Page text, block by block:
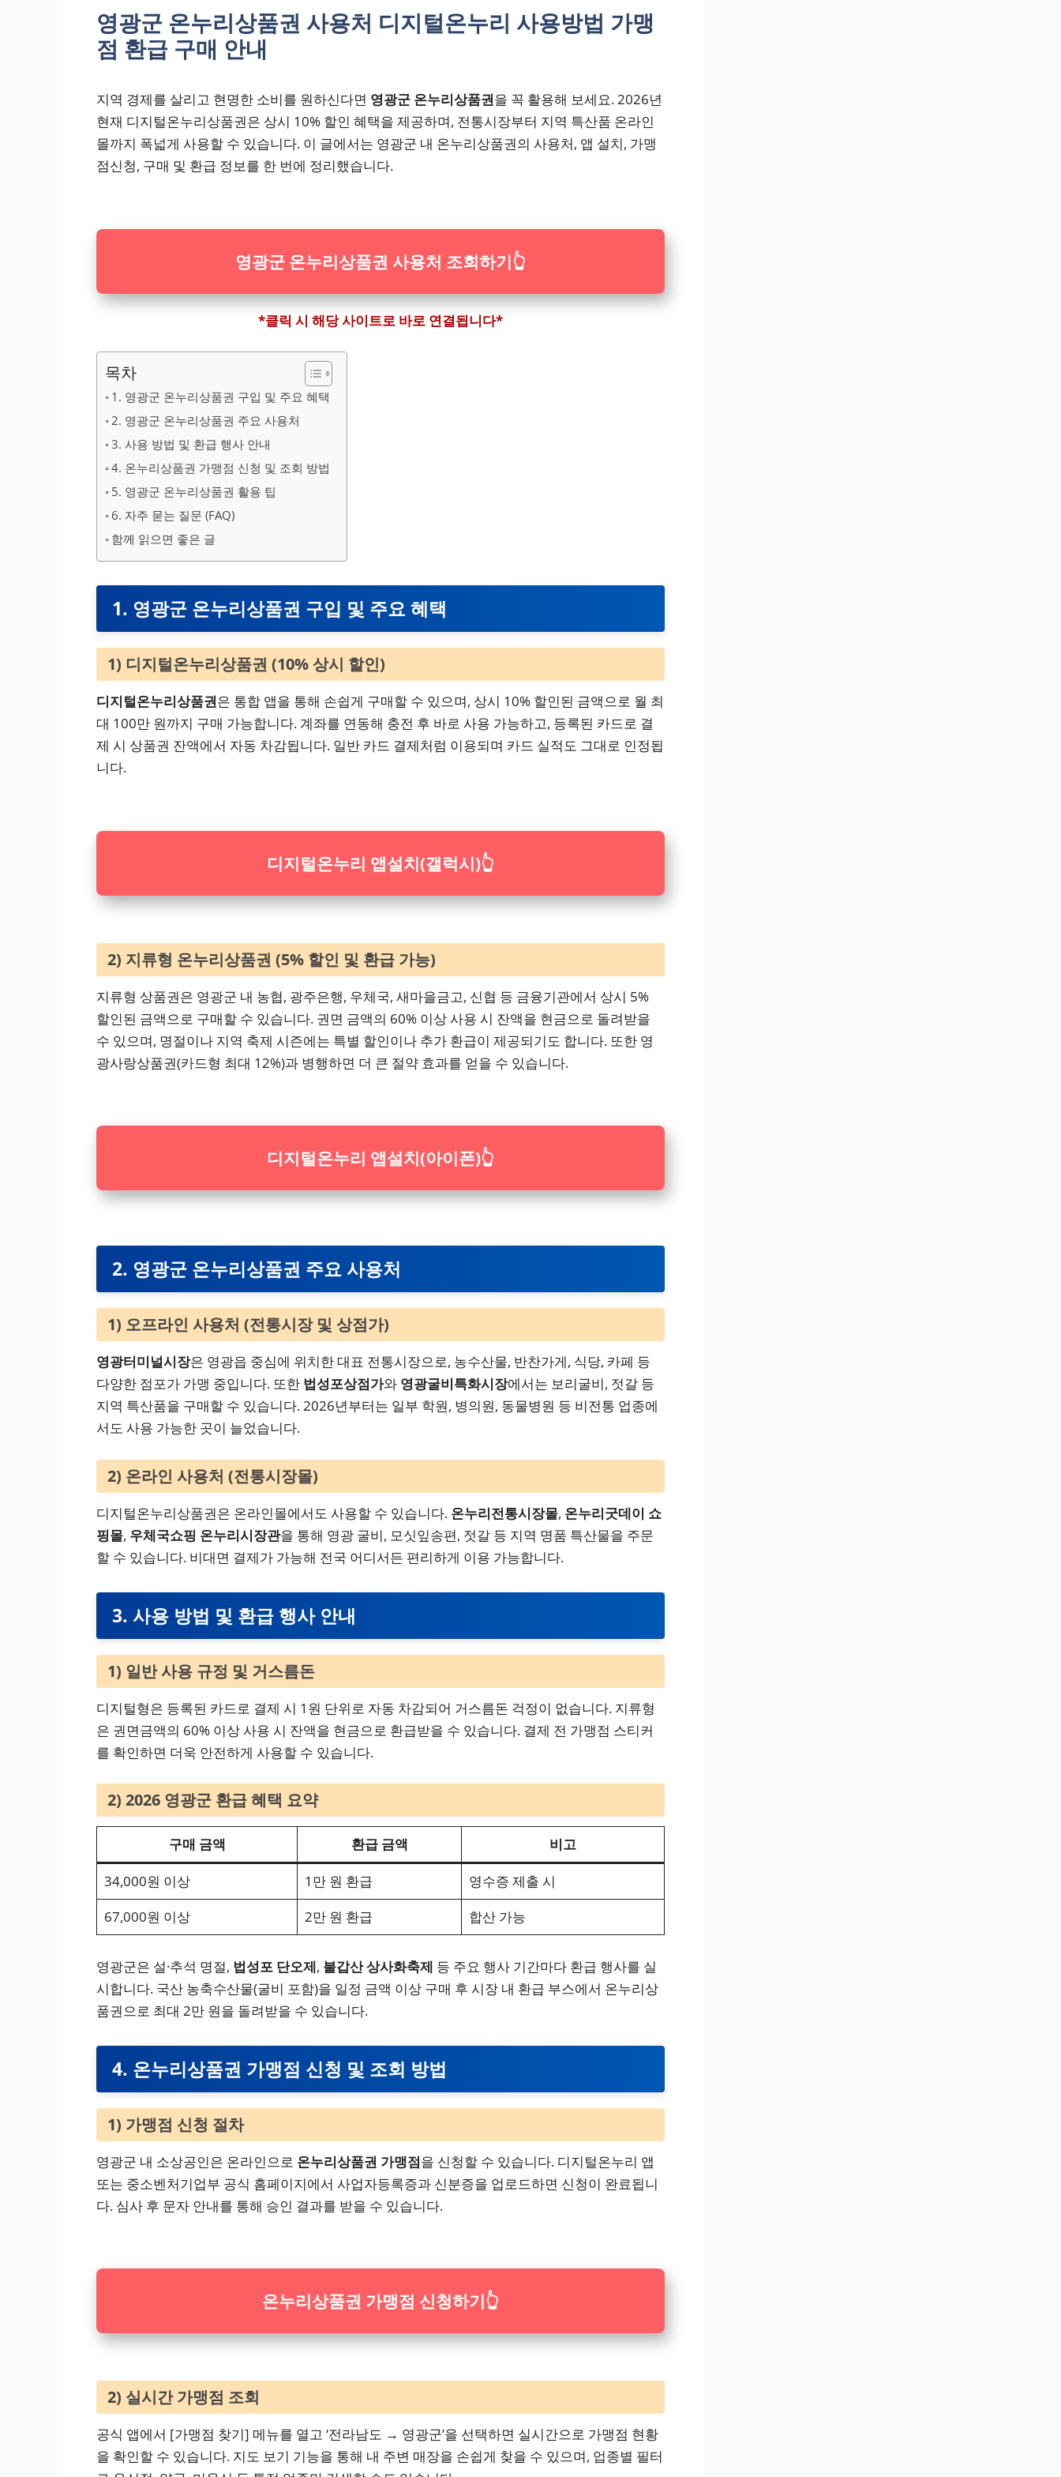
영광군 온누리상품권 사용처 디지털온누리 사용방법 가맹
점 환급 구매 안내
지역 경제를 살리고 현명한 소비를 원하신다면 영광군 온누리상품권을 꼭 활용해 보세요. 2026년
현재 디지털온누리상품권은 상시 10% 할인 혜택을 제공하며, 전통시장부터 지역 특산품 온라인
몰까지 폭넓게 사용할 수 있습니다. 이 글에서는 영광군 내 온누리상품권의 사용처, 앱 설치, 가맹
점신청, 구매 및 환급 정보를 한 번에 정리했습니다.
영광군 온누리상품권 사용처 조회하기👆
*클릭 시 해당 사이트로 바로 연결됩니다*
목차
1. 영광군 온누리상품권 구입 및 주요 혜택
2. 영광군 온누리상품권 주요 사용처
3. 사용 방법 및 환급 행사 안내
4. 온누리상품권 가맹점 신청 및 조회 방법
5. 영광군 온누리상품권 활용 팁
6. 자주 묻는 질문 (FAQ)
함께 읽으면 좋은 글
1. 영광군 온누리상품권 구입 및 주요 혜택
1) 디지털온누리상품권 (10% 상시 할인)
디지털온누리상품권은 통합 앱을 통해 손쉽게 구매할 수 있으며, 상시 10% 할인된 금액으로 월 최
대 100만 원까지 구매 가능합니다. 계좌를 연동해 충전 후 바로 사용 가능하고, 등록된 카드로 결
제 시 상품권 잔액에서 자동 차감됩니다. 일반 카드 결제처럼 이용되며 카드 실적도 그대로 인정됩
니다.
디지털온누리 앱설치(갤럭시)👆
2) 지류형 온누리상품권 (5% 할인 및 환급 가능)
지류형 상품권은 영광군 내 농협, 광주은행, 우체국, 새마을금고, 신협 등 금융기관에서 상시 5%
할인된 금액으로 구매할 수 있습니다. 권면 금액의 60% 이상 사용 시 잔액을 현금으로 돌려받을
수 있으며, 명절이나 지역 축제 시즌에는 특별 할인이나 추가 환급이 제공되기도 합니다. 또한 영
광사랑상품권(카드형 최대 12%)과 병행하면 더 큰 절약 효과를 얻을 수 있습니다.
디지털온누리 앱설치(아이폰)👆
2. 영광군 온누리상품권 주요 사용처
1) 오프라인 사용처 (전통시장 및 상점가)
영광터미널시장은 영광읍 중심에 위치한 대표 전통시장으로, 농수산물, 반찬가게, 식당, 카페 등
다양한 점포가 가맹 중입니다. 또한 법성포상점가와 영광굴비특화시장에서는 보리굴비, 젓갈 등
지역 특산품을 구매할 수 있습니다. 2026년부터는 일부 학원, 병의원, 동물병원 등 비전통 업종에
서도 사용 가능한 곳이 늘었습니다.
2) 온라인 사용처 (전통시장몰)
디지털온누리상품권은 온라인몰에서도 사용할 수 있습니다. 온누리전통시장몰, 온누리굿데이 쇼
핑몰, 우체국쇼핑 온누리시장관을 통해 영광 굴비, 모싯잎송편, 젓갈 등 지역 명품 특산물을 주문
할 수 있습니다. 비대면 결제가 가능해 전국 어디서든 편리하게 이용 가능합니다.
3. 사용 방법 및 환급 행사 안내
1) 일반 사용 규정 및 거스름돈
디지털형은 등록된 카드로 결제 시 1원 단위로 자동 차감되어 거스름돈 걱정이 없습니다. 지류형
은 권면금액의 60% 이상 사용 시 잔액을 현금으로 환급받을 수 있습니다. 결제 전 가맹점 스티커
를 확인하면 더욱 안전하게 사용할 수 있습니다.
2) 2026 영광군 환급 혜택 요약
구매 금액 환급 금액 비고
34,000원 이상 1만 원 환급
영수증 제출 시
67,000원 이상
2만 원 환급 합산 가능
영광군은 설·추석 명절, 법성포 단오제, 불갑산 상사화축제 등 주요 행사 기간마다 환급 행사를 실
시합니다. 국산 농축수산물(굴비 포함)을 일정 금액 이상 구매 후 시장 내 환급 부스에서 온누리상
품권으로 최대 2만 원을 돌려받을 수 있습니다.
4. 온누리상품권 가맹점 신청 및 조회 방법
1) 가맹점 신청 절차
영광군 내 소상공인은 온라인으로 온누리상품권 가맹점을 신청할 수 있습니다. 디지털온누리 앱
또는 중소벤처기업부 공식 홈페이지에서 사업자등록증과 신분증을 업로드하면 신청이 완료됩니
다. 심사 후 문자 안내를 통해 승인 결과를 받을 수 있습니다.
온누리상품권 가맹점 신청하기👆
2) 실시간 가맹점 조회
공식 앱에서 [가맹점 찾기] 메뉴를 열고 ‘전라남도 → 영광군’을 선택하면 실시간으로 가맹점 현황
을 확인할 수 있습니다. 지도 보기 기능을 통해 내 주변 매장을 손쉽게 찾을 수 있으며, 업종별 필터